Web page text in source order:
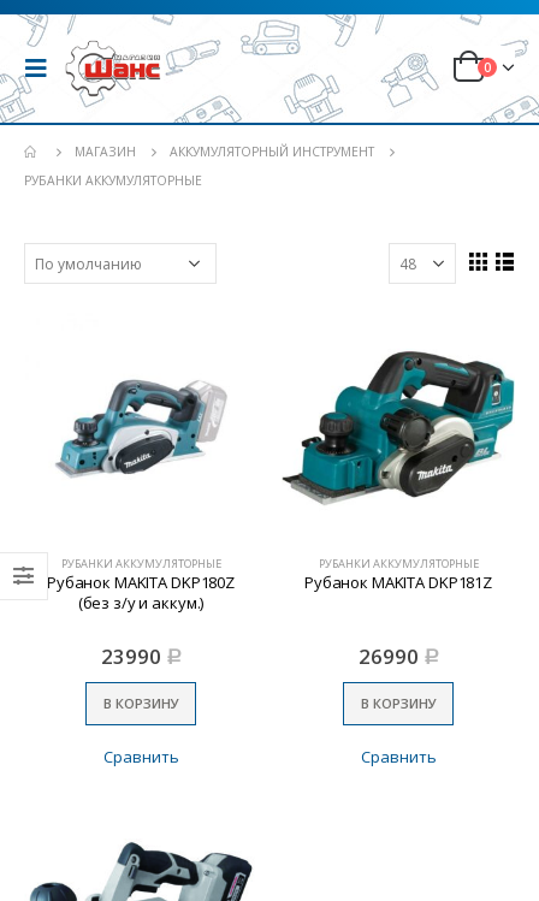
0
МАГАЗИН
АККУМУЛЯТОРНЫЙ ИНСТРУМЕНТ
РУБАНКИ АККУМУЛЯТОРНЫЕ
РУБАНКИ АККУМУЛЯТОРНЫЕ
Рубанок MAKITA DKP180Z
(без з/у и аккум.)
23990 Р
В КОРЗИНУ
Сравнить
РУБАНКИ АККУМУЛЯТОРНЫЕ
Рубанок MAKITA DKP181Z
26990 Р
В КОРЗИНУ
Сравнить